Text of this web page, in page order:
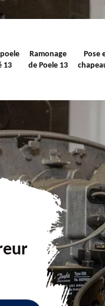
13
Ramonage
de Poele 13
Pose